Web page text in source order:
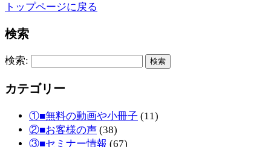
トップページに戻る
検索
検索:
カテゴリー
①■無料の動画や小冊子 (11)
②■お客様の声 (38)
③■セミナー情報 (67)